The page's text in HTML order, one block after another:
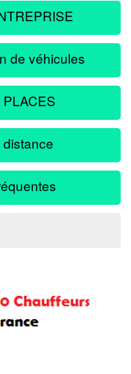
de véhicules